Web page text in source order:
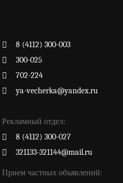
8 (4112) 300-003
300-025
702-224
ya-vecherka@yandex.ru
Рекламный отдел:
8 (4112) 300-027
321133-321144@mail.ru
Прием частных объявлений: